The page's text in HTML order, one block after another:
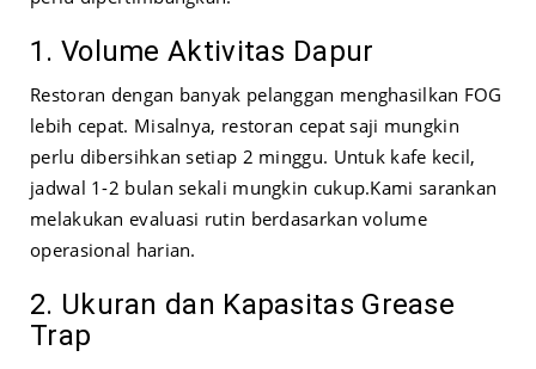
1. Volume Aktivitas Dapur
Restoran dengan banyak pelanggan menghasilkan FOG
lebih cepat. Misalnya, restoran cepat saji mungkin
perlu dibersihkan setiap 2 minggu. Untuk kafe kecil,
jadwal 1-2 bulan sekali mungkin cukup.Kami sarankan
melakukan evaluasi rutin berdasarkan volume
operasional harian.
2. Ukuran dan Kapasitas Grease
Trap